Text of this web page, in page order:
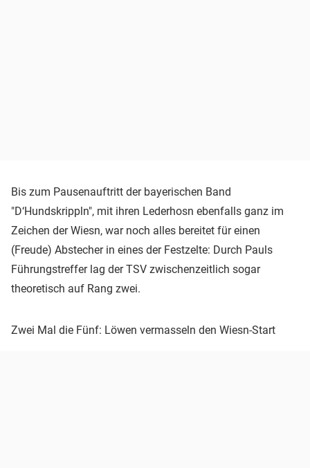
Bis zum Pausenauftritt der bayerischen Band
"D‘Hundskrippln", mit ihren Lederhosn ebenfalls ganz im
Zeichen der Wiesn, war noch alles bereitet für einen
(Freude) Abstecher in eines der Festzelte: Durch Pauls
Führungstreffer lag der TSV zwischenzeitlich sogar
theoretisch auf Rang zwei.
Zwei Mal die Fünf: Löwen vermasseln den Wiesn-Start